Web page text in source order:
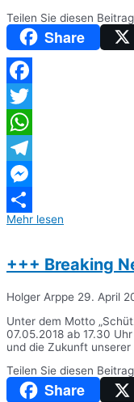
Teilen Sie diesen
Share
Facebook
Twitter
WhatsApp
Telegram
Messenger
Teilen
Mehr lesen
+++ Breaking
Holger Arppe 29. April
Unter dem Motto
07.05.2018 ab 17.30
und die Zukunft
Teilen Sie diesen
Share